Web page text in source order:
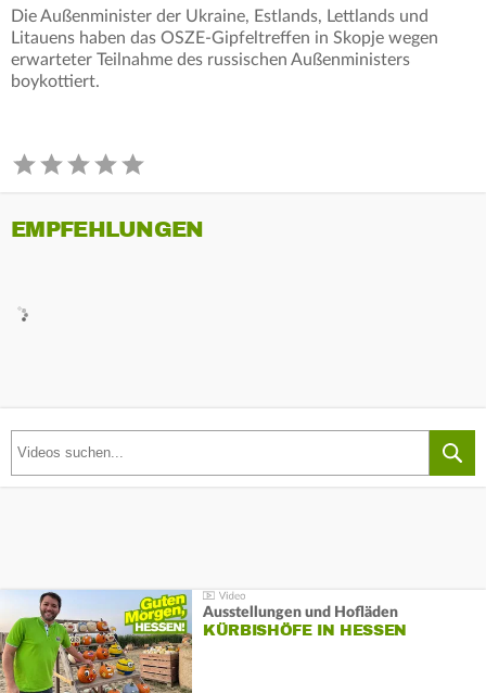
Die Außenminister der Ukraine, Estlands, Lettlands und
Litauens haben das OSZE-Gipfeltreffen in Skopje wegen
erwarteter Teilnahme des russischen Außenministers
boykottiert.
EMPFEHLUNGEN
Ausstellungen und Hofläden
KÜRBISHÖFE IN HESSEN